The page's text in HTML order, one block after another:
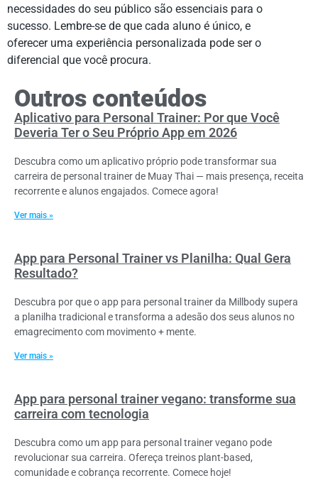
necessidades do seu público são essenciais para o
sucesso. Lembre-se de que cada aluno é único, e
oferecer uma experiência personalizada pode ser o
diferencial que você procura.
Outros conteúdos
Aplicativo para Personal Trainer: Por que Você
Deveria Ter o Seu Próprio App em 2026
Descubra como um aplicativo próprio pode transformar sua
carreira de personal trainer de Muay Thai — mais presença, receita
recorrente e alunos engajados. Comece agora!
Ver mais »
App para Personal Trainer vs Planilha: Qual Gera
Resultado?
Descubra por que o app para personal trainer da Millbody supera
a planilha tradicional e transforma a adesão dos seus alunos no
emagrecimento com movimento + mente.
Ver mais »
App para personal trainer vegano: transforme sua
carreira com tecnologia
Descubra como um app para personal trainer vegano pode
revolucionar sua carreira. Ofereça treinos plant-based,
comunidade e cobrança recorrente. Comece hoje!